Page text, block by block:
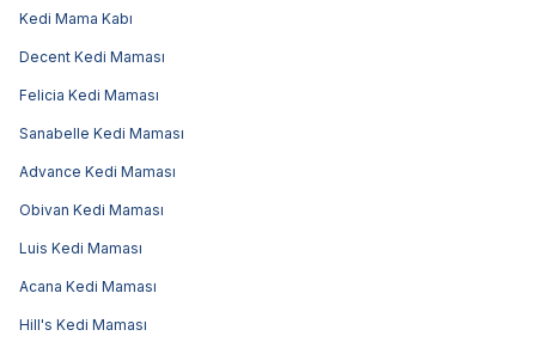
Kedi Mama Kabı
Decent Kedi Maması
Felicia Kedi Maması
Sanabelle Kedi Maması
Advance Kedi Maması
Obivan Kedi Maması
Luis Kedi Maması
Acana Kedi Maması
Hill's Kedi Maması